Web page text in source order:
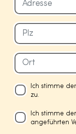
Ich stimme
zu.
Ich stimme der
angeführten